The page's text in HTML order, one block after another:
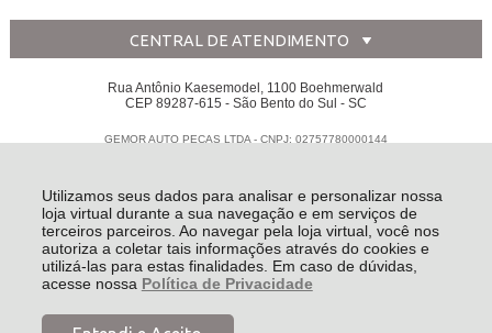
Utilizamos seus dados para analisar e personalizar nossa
loja virtual durante a sua navegação e em serviços de
terceiros parceiros. Ao navegar pela loja virtual, você nos
autoriza a coletar tais informações através do cookies e
utilizá-las para estas finalidades. Em caso de dúvidas,
acesse nossa Política de Privacidade
CENTRAL DE ATENDIMENTO
Rua Antônio Kaesemodel, 1100 Boehmerwald
CEP 89287-615 - São Bento do Sul - SC
GEMOR AUTO PECAS LTDA - CNPJ: 02757780000144